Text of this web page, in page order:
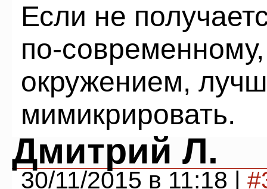
Если не
по-
окружением,
мимикрировать.
Дмитрий Л.
30/11/2015 в 11:18 |